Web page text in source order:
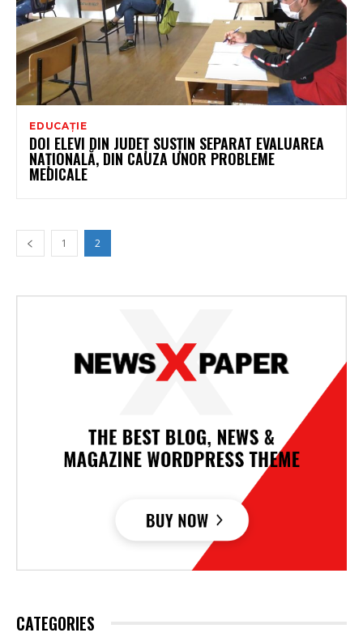
EDUCAȚIE
DOI ELEVI DIN JUDEŢ SUSŢIN SEPARAT EVALUAREA
NAŢIONALĂ, DIN CAUZA UNOR PROBLEME
MEDICALE
1 2
CATEGORIES